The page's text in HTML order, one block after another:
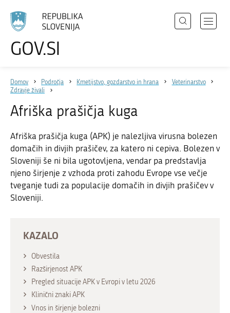
GOV.SI
Odpri
Področja
Zbirke
Dogodki
Sodelujte
Dostopnost
O spletnem mestu
Izberite
Domov Področja Kmetijstvo, gozdarstvo in hrana
Veterinarstvo
Zdravje živali
Afriška prašičja kuga
Afriška prašičja kuga (APK) je nalezljiva virusna bolezen
domačih in divjih prašičev, za katero ni cepiva. Bolezen v
Sloveniji še ni bila ugotovljena, vendar pa predstavlja
njeno širjenje z vzhoda proti zahodu Evrope vse večje
tveganje tudi za populacije domačih in divjih prašičev v
Sloveniji.
KAZALO
Obvestila
Razširjenost APK
Pregled situacije APK v Evropi v letu 2026
Klinični znaki APK
Vnos in širjenje bolezni